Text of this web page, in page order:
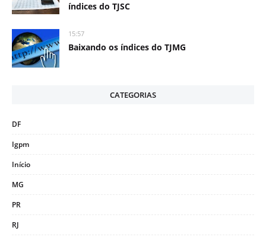
índices do TJSC
15:57
Baixando os índices do TJMG
CATEGORIAS
DF
Igpm
Início
MG
PR
RJ